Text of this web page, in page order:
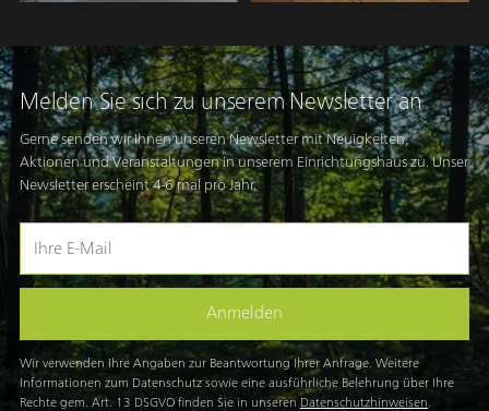
Melden Sie sich zu unserem Newsletter an
Gerne senden wir Ihnen unseren Newsletter mit Neuigkeiten,
Aktionen und Veranstaltungen in unserem Einrichtungshaus zu. Unser
Newsletter erscheint 4-6 mal pro Jahr.
Mail
Anmelden
Wir verwenden Ihre Angaben zur Beantwortung Ihrer Anfrage. Weitere
Informationen zum Datenschutz sowie eine ausführliche Belehrung über Ihre
Rechte gem. Art. 13 DSGVO finden Sie in unseren Datenschutzhinweisen.